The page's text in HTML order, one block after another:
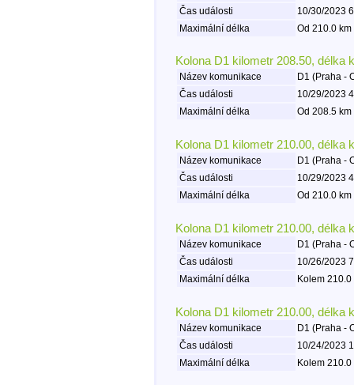
Čas události
10/30/2023
Maximální délka
Od 210.0
Kolona D1 kilometr 208.50, délka
Název komunikace
D1 (Praha -
Čas události
10/29/2023
Maximální délka
Od 208.5
Kolona D1 kilometr 210.00, délka
Název komunikace
D1 (Praha -
Čas události
10/29/2023
Maximální délka
Od 210.0
Kolona D1 kilometr 210.00, délka
Název komunikace
D1 (Praha -
Čas události
10/26/2023
Maximální délka
Kolem
Kolona D1 kilometr 210.00, délka
Název komunikace
D1 (Praha -
Čas události
10/24/2023
Maximální délka
Kolem